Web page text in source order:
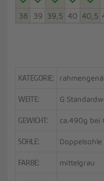
38 39 39,5 40 40,5
KATEGORIE:
WEITE: G
GEWICHT: ca.490g bei
SOHLE:
FARBE: mittelgrau